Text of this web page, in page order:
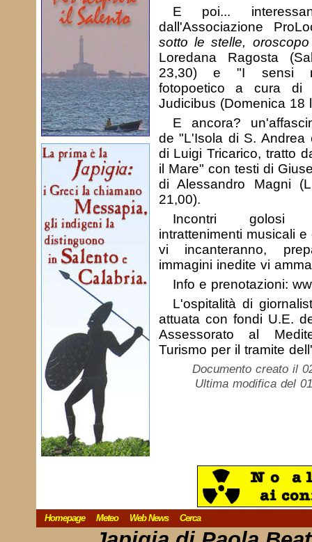
E poi...
dall'Associazione
sotto le stelle,
Loredana Ragosta
23,30) e "I sensi
fotopoetico a cura di
Judicibus (Domenica 18
E ancora?
de "L'Isola di S.
di Luigi Tricarico, tratto
il Mare" con testi di
di Alessandro Magni
21,00).
Incontri golosi
intrattenimenti musicali
vi incanteranno,
immagini inedite vi
Info e prenotazioni:
L'ospitalità di
attuata con fondi U.E.
Assessorato al
Turismo per il tramite
Documento creato il
Ultima modifica del
Homepage Meteo Web News Cerca